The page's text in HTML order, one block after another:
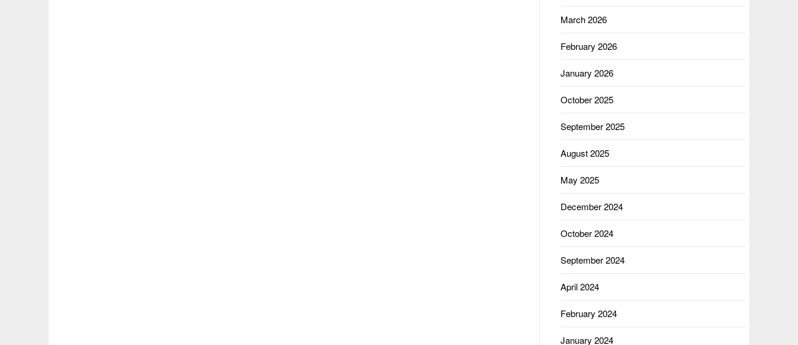
March 2026
February 2026
January 2026
October 2025
September 2025
August 2025
May 2025
December 2024
October 2024
September 2024
April 2024
February 2024
January 2024